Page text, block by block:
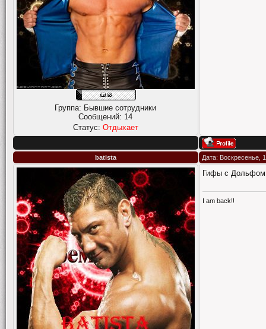
Группа: Бывшие сотрудники
Сообщений: 14
Статус: Отдыхает
batista Дата: Воскресенье,
Гифы с Дольфом
I am back!!